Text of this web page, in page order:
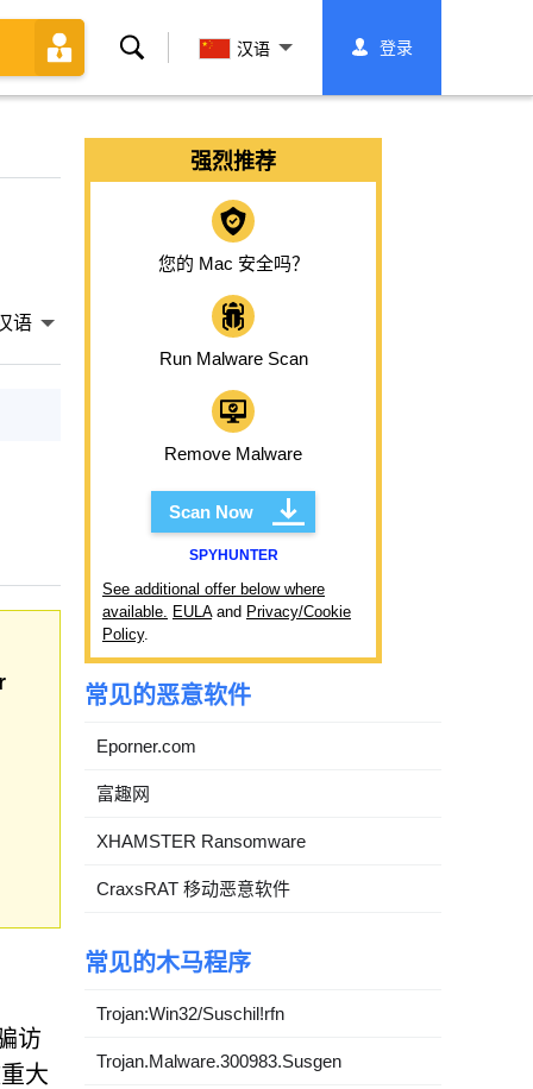
搜
汉语 登录
语
访
大
强烈推荐
您的 Mac 安全吗？
Run Malware Scan
Remove Malware
Scan Now
SPYHUNTER
See additional offer below where
available. EULAand Privacy/Cookie
Policy.
常见的恶意软件
Eporner.com
富趣网
XHAMSTER Ransomware
CraxsRAT 移动恶意软件
常见的木马程序
Trojan:Win32/Suschil!rfn
Trojan.Malware.300983.Susgen